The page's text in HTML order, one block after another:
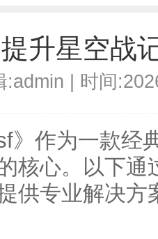
升星空战
:admin | 时间
》作为一款
核心。以下
供专业解决方